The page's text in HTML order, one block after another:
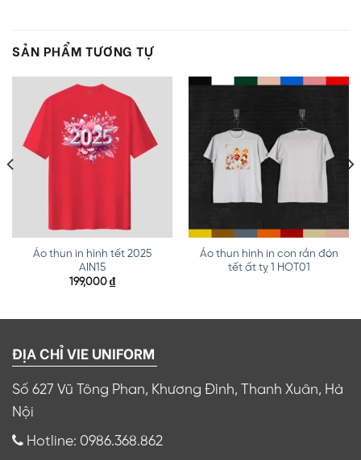
SẢN PHẨM TƯƠNG TỰ
Áo thun in hình tết 2025
AIN15
199,000 ₫
Áo thun hình in con rắn đón
tết ất tỵ 1 HOT01
ĐỊA CHỈ VIE UNIFORM
Số 627 Vũ Tông Phan, Khương Đình, Thanh Xuân, Hà
Nội
Hotline: 0986.368.862